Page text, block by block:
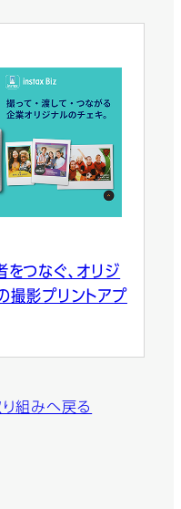
つなぐ、オリジ
撮影プリントアプ
組みへ戻る